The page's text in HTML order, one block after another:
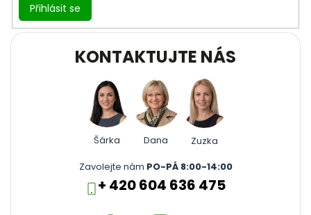
Přihlásit se
KONTAKTUJTE NÁS
Šárka Dana
Zuzka
Zavolejte nám PO-PÁ 8:00-14:00
+ 420 604 636 475